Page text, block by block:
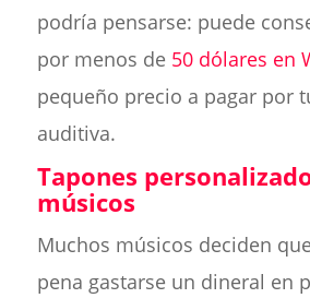
podría pensarse: puede
por menos de 50 dólares en
pequeño precio a pagar por
auditiva.
Tapones
músicos
Muchos músicos deciden
pena gastarse un dineral en